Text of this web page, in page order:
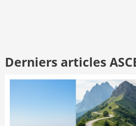
Derniers articles